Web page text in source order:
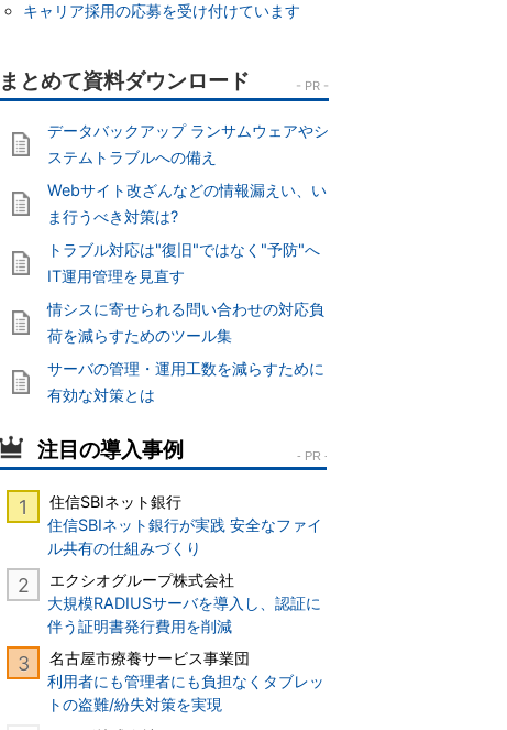
キャリア採用の応募を受け付けています
データバックアップ ランサムウェアやシ
ステムトラブルへの備え
Webサイト改ざんなどの情報漏えい、い
ま行うべき対策は?
トラブル対応は"復旧"ではなく"予防"へ
IT運用管理を見直す
情シスに寄せられる問い合わせの対応負
荷を減らすためのツール集
サーバの管理・運用工数を減らすために
有効な対策とは